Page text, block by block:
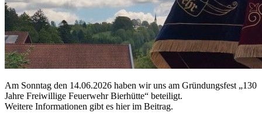
Am Sonntag den 14.06.2026 haben wir uns am Gründungsfest „130
Jahre Freiwillige Feuerwehr Bierhütte“ beteiligt.
Weitere Informationen gibt es hier im Beitrag.